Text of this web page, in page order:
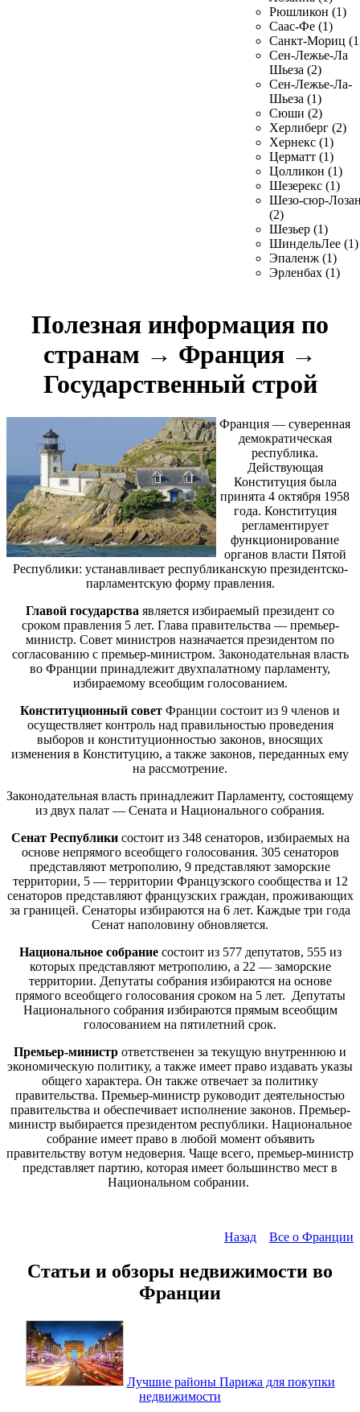
Рюшликон (1)
Саас-Фе (1)
Санкт-Мориц
Сен-Лежье-Ла
Шьеза (2)
Сен-Лежье-Ла-
Шьеза (1)
Сюши (2)
Херлиберг (2)
Хернекс (1)
Церматт (1)
Цолликон (1)
Шезерекс (1)
Шезо-сюр-
(2)
Шезьер (1)
ШиндельЛее (1)
Эпаленж (1)
Эрленбах (1)
Полезная информация по
странам → Франция →
Государственный строй
Франция — суверенная
демократическая
республика.
Действующая
Конституция была
принята 4 октября 1958
года. Конституция
регламентирует
функционирование
органов власти Пятой
Республики: устанавливает республиканскую президентско-
парламентскую форму правления.
Главой государства является избираемый президент со
сроком правления 5 лет. Глава правительства — премьер-
министр. Совет министров назначается президентом по
согласованию с премьер-министром. Законодательная власть
во Франции принадлежит двухпалатному парламенту,
избираемому всеобщим голосованием.
Конституционный совет Франции состоит из 9 членов и
осуществляет контроль над правильностью проведения
выборов и конституционностью законов, вносящих
изменения в Конституцию, а также законов, переданных ему
на рассмотрение.
Законодательная власть принадлежит Парламенту, состоящему
из двух палат — Сената и Национального собрания.
Сенат Республики состоит из 348 сенаторов, избираемых на
основе непрямого всеобщего голосования. 305 сенаторов
представляют метрополию, 9 представляют заморские
территории, 5 — территории Французского сообщества и 12
сенаторов представляют французских граждан, проживающих
за границей. Сенаторы избираются на 6 лет. Каждые три года
Сенат наполовину обновляется.
Национальное собраниесостоит из 577 депутатов, 555 из
которых представляют метрополию, а 22 — заморские
территории. Депутаты собрания избираются на основе
прямого всеобщего голосования сроком на 5 лет. Депутаты
Национального собрания избираются прямым всеобщим
голосованием на пятилетний срок.
Премьер-министр ответственен за текущую внутреннюю и
экономическую политику, а также имеет право издавать указы
общего характера. Он также отвечает за политику
правительства. Премьер-министр руководит деятельностью
правительства и обеспечивает исполнение законов. Премьер-
министр выбирается президентом республики. Национальное
собрание имеет право в любой момент объявить
правительству вотум недоверия. Чаще всего, премьер-министр
представляет партию, которая имеет большинство мест в
Национальном собрании.
Назад Все о Франции
Статьи и обзоры недвижимости во
Франции
Лучшие районы Парижа для покупки
недвижимости